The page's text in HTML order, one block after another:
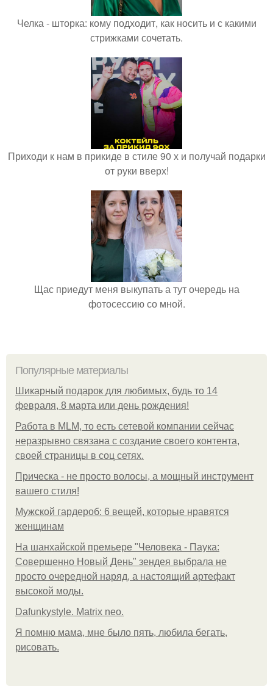
Челка - шторка: кому подходит, как носить и с какими
стрижками сочетать.
Приходи к нам в прикиде в стиле 90 х и получай подарки
от руки вверх!
Щас приедут меня выкупать а тут очередь на
фотосессию со мной.
Популярные материалы
Шикарный подарок для любимых, будь то 14
февраля, 8 марта или день рождения!
Работа в MLM, то есть сетевой компании сейчас
неразрывно связана с создание своего контента,
своей страницы в соц сетях.
Прическа - не просто волосы, а мощный инструмент
вашего стиля!
Мужской гардероб: 6 вещей, которые нравятся
женщинам
На шанхайской премьере "Человека - Паука:
Совершенно Новый День" зендея выбрала не
просто очередной наряд, а настоящий артефакт
высокой моды.
Dafunkystyle. Matrix neo.
Я помню мама, мне было пять, любила бегать,
рисовать.